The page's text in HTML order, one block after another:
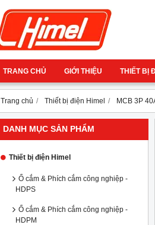
TRANG CHỦ GIỚI THIỆU THIẾT BỊ
Trang chủ Thiết bị điện Himel MCB 3P
DANH MỤC SẢN PHẨM
Thiết bị điện Himel
Ổ cắm & Phích cắm công nghiệp -
HDPS
Ổ cắm & Phích cắm công nghiệp -
HDPM